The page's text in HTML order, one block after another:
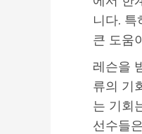
니다. 특
큰 도움
레슨을
류의 기
는 기회
선수들